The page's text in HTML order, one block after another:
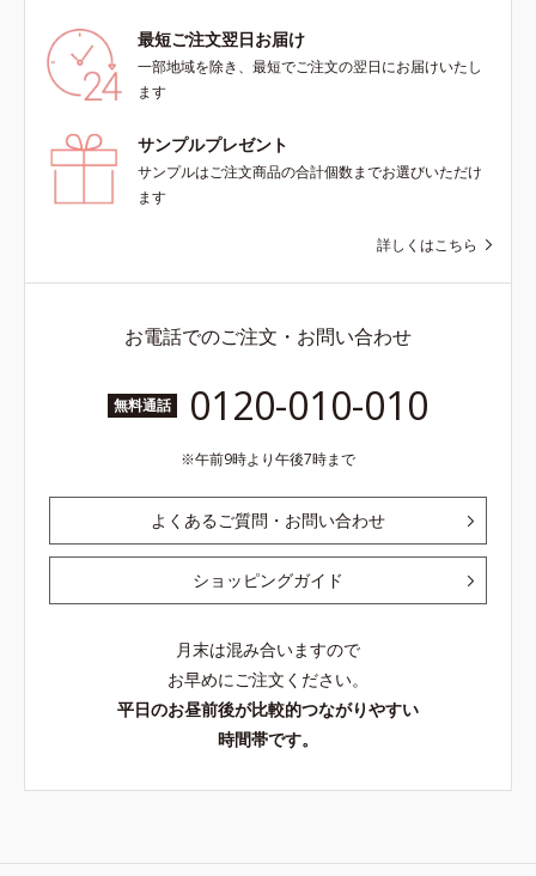
最短ご注文翌日お届け
一部地域を除き、最短でご注文の翌日にお届けいたし
ます
サンプルプレゼント
サンプルはご注文商品の合計個数までお選びいただけ
ます
詳しくはこちら
お電話でのご注文・お問い合わせ
無料通話 0120-010-010
午前9時より午後7時まで
よくあるご質問・お問い合わせ
ショッピングガイド
月末は混み合いますので
お早めにご注文ください。
平日のお昼前後が比較的つながりやすい
時間帯です。